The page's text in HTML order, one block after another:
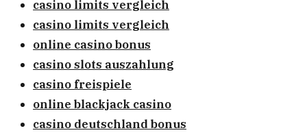
casino limits vergleich
casino limits vergleich
online casino bonus
casino slots auszahlung
casino freispiele
online blackjack casino
casino deutschland bonus